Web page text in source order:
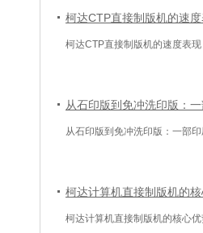
柯达CTP直接制版机的速
柯达CTP直接制版机的速度表现
从石印版到免冲洗印版：
从石印版到免冲洗印版：一部
柯达计算机直接制版机的
柯达计算机直接制版机的核心